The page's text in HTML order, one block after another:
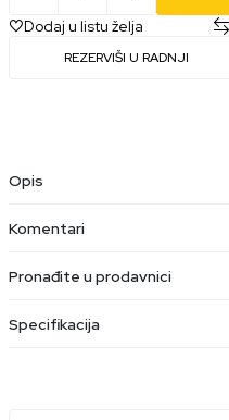
Dodaj u listu želja
REZERVIŠI U RADNJI
Opis
Komentari
Pronađite u prodavnici
Specifikacija